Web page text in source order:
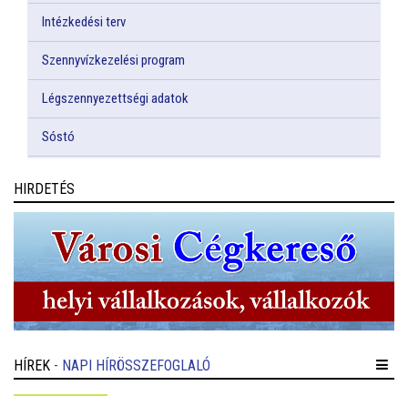
Intézkedési terv
Szennyvízkezelési program
Légszennyezettségi adatok
Sóstó
HIRDETÉS
HÍREK - NAPI HÍRÖSSZEFOGLALÓ